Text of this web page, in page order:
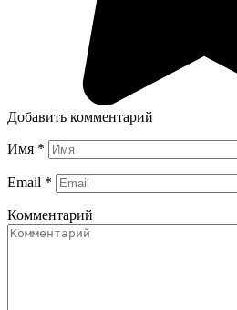
Добавить комментарий
Имя *
Email *
Комментарий